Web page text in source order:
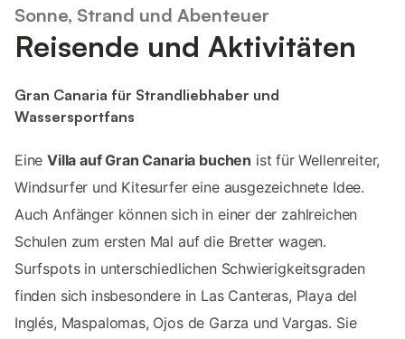
Sonne, Strand und Abenteuer
Reisende und Aktivitäten
Gran Canaria für Strandliebhaber und
Wassersportfans
EineVilla auf Gran Canaria buchen ist für Wellenreiter,
Windsurfer und Kitesurfer eine ausgezeichnete Idee.
Auch Anfänger können sich in einer der zahlreichen
Schulen zum ersten Mal auf die Bretter wagen.
Surfspots in unterschiedlichen Schwierigkeitsgraden
finden sich insbesondere in Las Canteras, Playa del
Inglés, Maspalomas, Ojos de Garza und Vargas. Sie